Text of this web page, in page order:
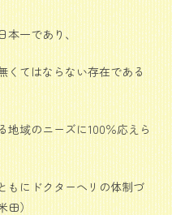
本一であり、
くてはならない存在である
地域のニーズに100％応えら
もにドクターヘリの体制づ
田）